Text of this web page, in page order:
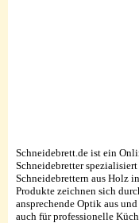
Schneidebrett.de ist ein
Schneidebretter
Schneidebrettern aus Holz
Produkte zeichnen sich
ansprechende Optik aus
auch für professionelle